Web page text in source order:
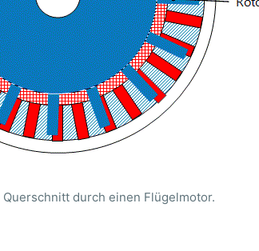
Querschnitt durch einen Flügelmotor.